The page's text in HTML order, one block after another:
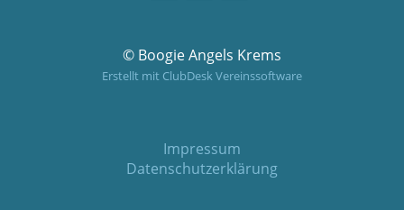
© Boogie Angels Krems
Erstellt mit ClubDesk Vereinssoftware
Impressum
Datenschutzerklärung